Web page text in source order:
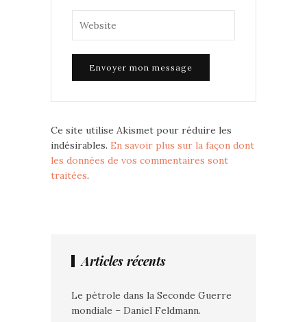
Ce site utilise Akismet pour réduire les
indésirables. En savoir plus sur la façon dont
les données de vos commentaires sont
traitées.
Articles récents
Le pétrole dans la Seconde Guerre
mondiale – Daniel Feldmann.